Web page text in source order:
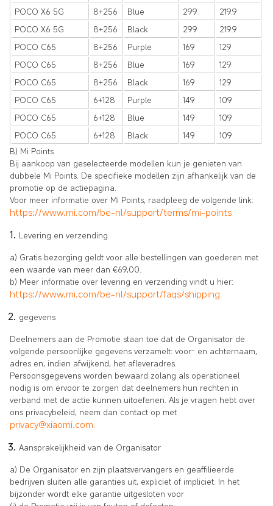
POCO X6 5G
8+256 Blue 299
219.9
POCO X6 5G
8+256 Black 299
219.9
POCO C65
8+256 Purple 169
129
POCO C65
8+256 Blue 169
129
POCO C65
8+256 Black 169
129
POCO C65
6+128 Purple 149
109
POCO C65
6+128 Blue 149
109
POCO C65
6+128 Black 149
109
B) Mi Points
Bij aankoop van geselecteerde modellen kun je genieten van
dubbele Mi Points. De specifieke modellen zijn afhankelijk van de
promotie op de actiepagina.
Voor meer informatie over Mi Points, raadpleeg de volgende link:
https://www.mi.com/be-nl/support/terms/mi-points
Levering en verzending
a) Gratis bezorging geldt voor alle bestellingen van goederen met
een waarde van meer dan €69,00.
b) Meer informatie over levering en verzending vindt u hier:
https://www.mi.com/be-nl/support/faqs/shipping
gegevens
Deelnemers aan de Promotie staan toe dat de Organisator de
volgende persoonlijke gegevens verzamelt: voor- en achternaam,
adres en, indien afwijkend, het afleveradres.
Persoonsgegevens worden bewaard zolang als operationeel
nodig is om ervoor te zorgen dat deelnemers hun rechten in
verband met de actie kunnen uitoefenen. Als je vragen hebt over
ons privacybeleid, neem dan contact op met
privacy@xiaomi.com.
Aansprakelijkheid van de Organisator
a) De Organisator en zijn plaatsvervangers en geaffilieerde
bedrijven sluiten alle garanties uit, expliciet of impliciet. In het
bijzonder wordt elke garantie uitgesloten voor